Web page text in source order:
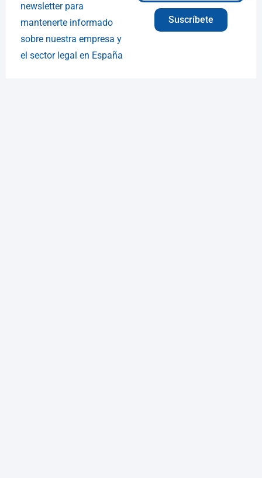
newsletter para
mantenerte informado
sobre nuestra empresa y
el sector legal en España
Suscríbete